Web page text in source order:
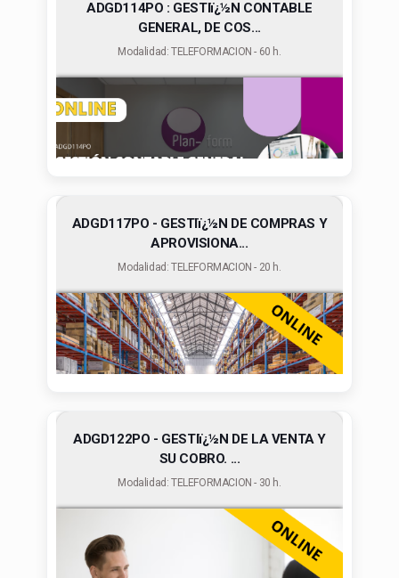
ADGD114PO : GESTIï¿½N CONTABLE
GENERAL, DE COS...
Modalidad: TELEFORMACION - 60 h.
ADGD117PO - GESTIï¿½N DE COMPRAS Y
APROVISIONA...
Modalidad: TELEFORMACION - 20 h.
ADGD122PO - GESTIï¿½N DE LA VENTA Y
SU COBRO. ...
Modalidad: TELEFORMACION - 30 h.